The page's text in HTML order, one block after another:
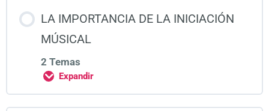
LA IMPORTANCIA DE LA INICIACIÓN
MÚSICAL
2 Temas
Expandir